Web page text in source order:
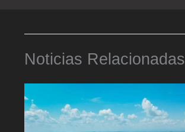
Noticias Relacionadas